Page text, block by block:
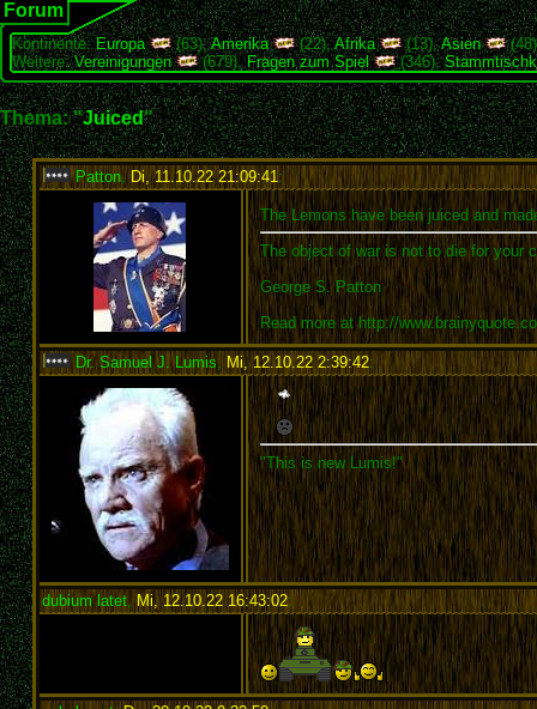
Forum
Kontinente:Europa (63),Amerika (22),Afrika (13),Asien
Weitere:Vereinigungen (679),Fragen zum Spiel (346),
Thema: "Juiced"
Patton, Di, 11.10.22 21:09:41 :
The Lemons have been juiced and
The object of war is not to die for your
George S. Patton
Read more at http://
Dr. Samuel J. Lumis, Mi, 12.10.22 2:39:42:
"This is new Lumis!"
dubium latet, Mi, 12.10.22 16:43:02: